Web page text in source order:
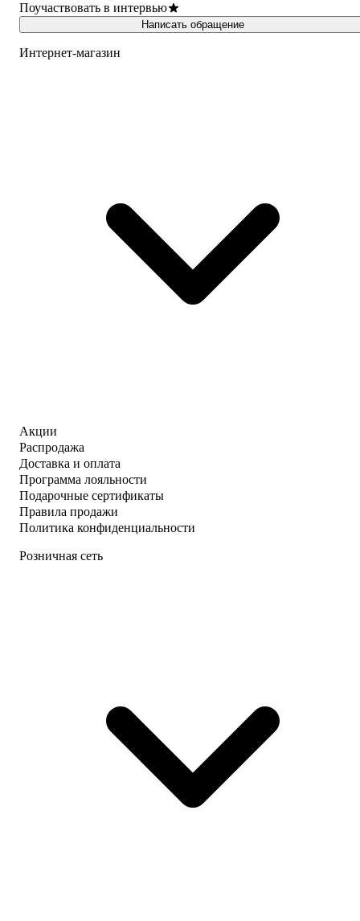
Поучаствовать в интервью
Написать обращение
Интернет-магазин
Акции
Распродажа
Доставка и оплата
Программа лояльности
Подарочные сертификаты
Правила продажи
Политика конфиденциальности
Розничная сеть